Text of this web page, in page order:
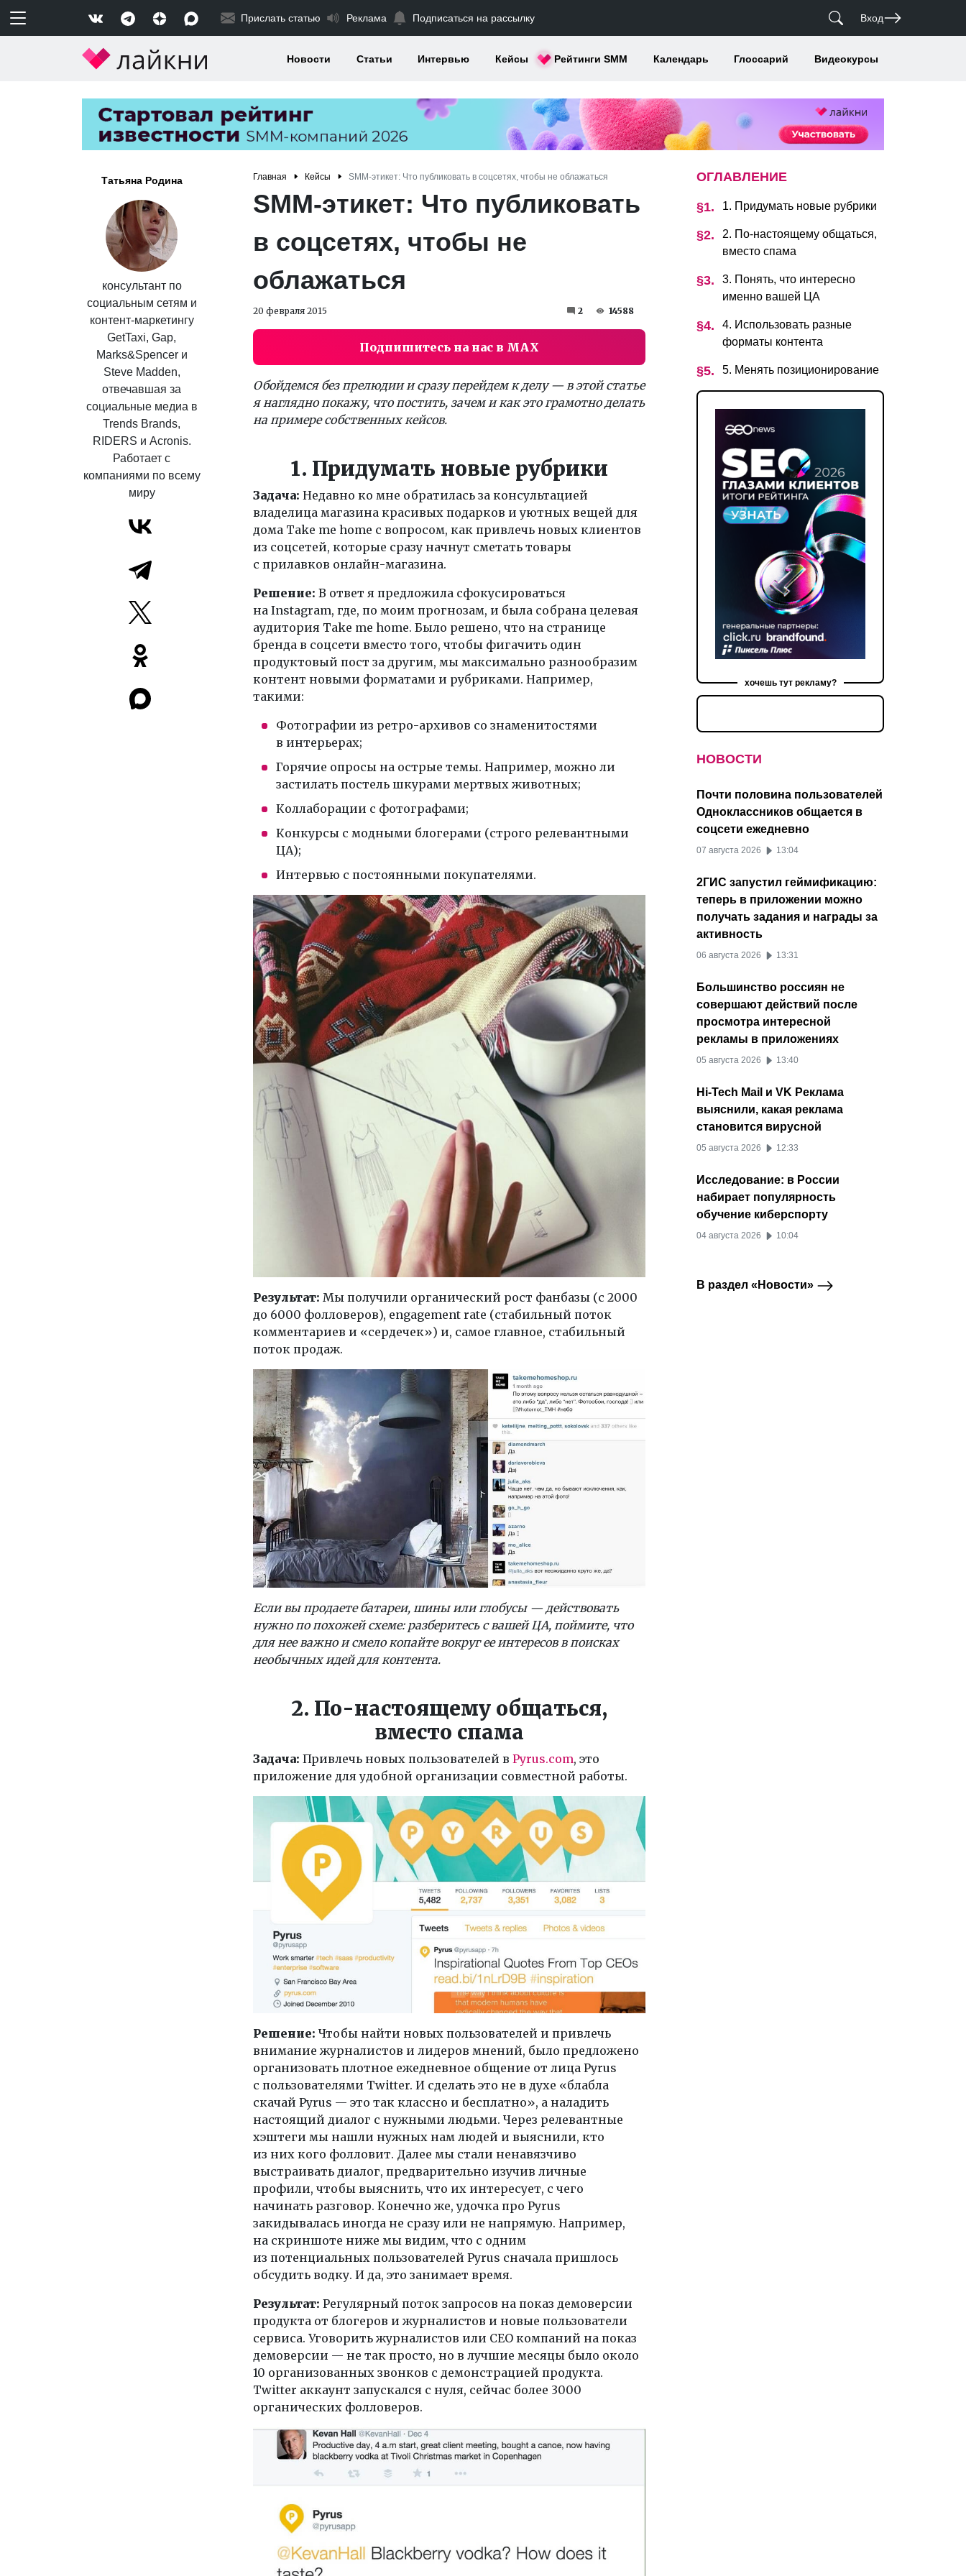
Прислать статью Реклама Подписаться на рассылку Вход
Новости Статьи Интервью Кейсы Рейтинги SMM Календарь Глоссарий Видеокурсы
Татьяна Родина
консультант по
социальным сетям и
контент-маркетингу
GetTaxi, Gap,
Marks&Spencer и
Steve Madden,
отвечавшая за
социальные медиа в
Trends Brands,
RIDERS и Acronis.
Работает с
компаниями по всему
миру
Главная Кейсы SMM-этикет: Что публиковать в соцсетях, чтобы не облажаться
SMM-этикет: Что публиковать
в соцсетях, чтобы не
облажаться
20 февраля 2015 2 14588
Подпишитесь на нас в MAX
Обойдемся без прелюдии и сразу перейдем к делу — в этой статье
я наглядно покажу, что постить, зачем и как это грамотно делать
на примере собственных кейсов.
1. Придумать новые рубрики
Задача: Недавно ко мне обратилась за консультацией
владелица магазина красивых подарков и уютных вещей для
дома Take me home с вопросом, как привлечь новых клиентов
из соцсетей, которые сразу начнут сметать товары
с прилавков онлайн-магазина.
Решение: В ответ я предложила сфокусироваться
на Instagram, где, по моим прогнозам, и была собрана целевая
аудитория Take me home. Было решено, что на странице
бренда в соцсети вместо того, чтобы фигачить один
продуктовый пост за другим, мы максимально разнообразим
контент новыми форматами и рубриками. Например,
такими:
Фотографии из ретро-архивов со знаменитостями
в интерьерах;
Горячие опросы на острые темы. Например, можно ли
застилать постель шкурами мертвых животных;
Коллаборации с фотографами;
Конкурсы с модными блогерами (строго релевантными
ЦА);
Интервью с постоянными покупателями.
Результат: Мы получили органический рост фанбазы (с 2000
до 6000 фолловеров), engagement rate (стабильный поток
комментариев и «сердечек») и, самое главное, стабильный
поток продаж.
Если вы продаете батареи, шины или глобусы — действовать
нужно по похожей схеме: разберитесь с вашей ЦА, поймите, что
для нее важно и смело копайте вокруг ее интересов в поисках
необычных идей для контента.
2. По-настоящему общаться,
вместо спама
Задача: Привлечь новых пользователей в Pyrus.com, это
приложение для удобной организации совместной работы.
Решение: Чтобы найти новых пользователей и привлечь
внимание журналистов и лидеров мнений, было предложено
организовать плотное ежедневное общение от лица Pyrus
с пользователями Twitter. И сделать это не в духе «блабла
скачай Pyrus — это так классно и бесплатно», а наладить
настоящий диалог с нужными людьми. Через релевантные
хэштеги мы нашли нужных нам людей и выяснили, кто
из них кого фолловит. Далее мы стали ненавязчиво
выстраивать диалог, предварительно изучив личные
профили, чтобы выяснить, что их интересует, с чего
начинать разговор. Конечно же, удочка про Pyrus
закидывалась иногда не сразу или не напрямую. Например,
на скриншоте ниже мы видим, что с одним
из потенциальных пользователей Pyrus сначала пришлось
обсудить водку. И да, это занимает время.
Результат: Регулярный поток запросов на показ демоверсии
продукта от блогеров и журналистов и новые пользователи
сервиса. Уговорить журналистов или CEO компаний на показ
демоверсии — не так просто, но в лучшие месяцы было около
10 организованных звонков с демонстрацией продукта.
Twitter аккаунт запускался с нуля, сейчас более 3000
органических фолловеров.
ОГЛАВЛЕНИЕ
1. Придумать новые рубрики
2. По-настоящему общаться,
вместо спама
3. Понять, что интересно
именно вашей ЦА
4. Использовать разные
форматы контента
5. Менять позиционирование
хочешь тут рекламу?
НОВОСТИ
Почти половина пользователей
Одноклассников общается в
соцсети ежедневно
07 августа 2026 13:04
2ГИС запустил геймификацию:
теперь в приложении можно
получать задания и награды за
активность
06 августа 2026 13:31
Большинство россиян не
совершают действий после
просмотра интересной
рекламы в приложениях
05 августа 2026 13:40
Hi-Tech Mail и VK Реклама
выяснили, какая реклама
становится вирусной
05 августа 2026 12:33
Исследование: в России
набирает популярность
обучение киберспорту
04 августа 2026 10:04
В раздел «Новости»